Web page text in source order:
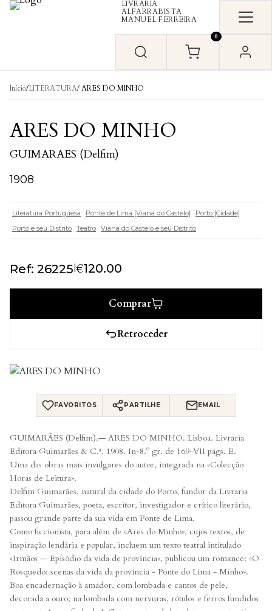
Skip to content
LIVRARIA
ALFARRABISTA
MANUEL FERREIRA
0
Início/LITERATURA/ ARES DO MINHO
ARES DO MINHO
GUIMARAES (Delfim)
1908
Literatura Portuguesa Ponte de Lima [Viana do Castelo]
Porto [Cidade]
Porto e seu Distrito Teatro Viana do Castelo e seu Distrito
Ref: 26225|€120.00
Comprar
Retroceder
FAVORITOS PARTILHE EMAIL
GUIMARÃES (Delfim).— ARES DO MINHO. Lisboa. Livraria
Editora Guimarães & C.ª. 1908. In-8.º gr. de 169-VII págs. E.
Uma das obras mais invulgares do autor, integrada na «Colecção
Horas de Leitura».
Delfim Guimarães, natural da cidade do Porto, fundor da Livraria
Editora Guimarães, poeta, escritor, investigador e crítico literário,
passou grande parte da sua vida em Ponte de Lima.
Como ficcionista, para além de «Ares do Minho», cujos textos, de
inspiração lendária e popular, incluem um texto teatral intitulado
«Irmãos — Episódio da vida de província», publicou um romance: «O
Rosquedo: scenas da vida da província - Ponte do Lima - Minho».
Boa encadernação à amador, com lombada e cantos de pele,
decorada a ouro; na lombada com nervuras, rótulos e ferros fundidos